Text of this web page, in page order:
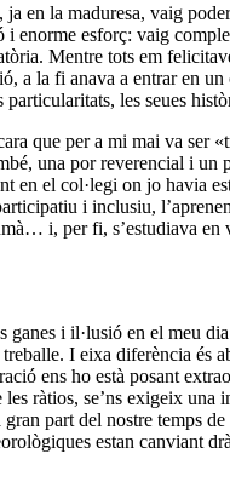
ja en la maduresa, vaig
i enorme esforç: vaig
Mentre tots em
a la fi anava a entrar en
les seues
que per a mi mai va ser
una por reverencial i un
en el col·legi on jo havia
i inclusiu,
i, per fi, s’estudiava en
ganes i il·lusió en el meu
I eixa diferència és
ens ho està posant
ràtios, se’ns exigeix
part del nostre temps
estan canviant